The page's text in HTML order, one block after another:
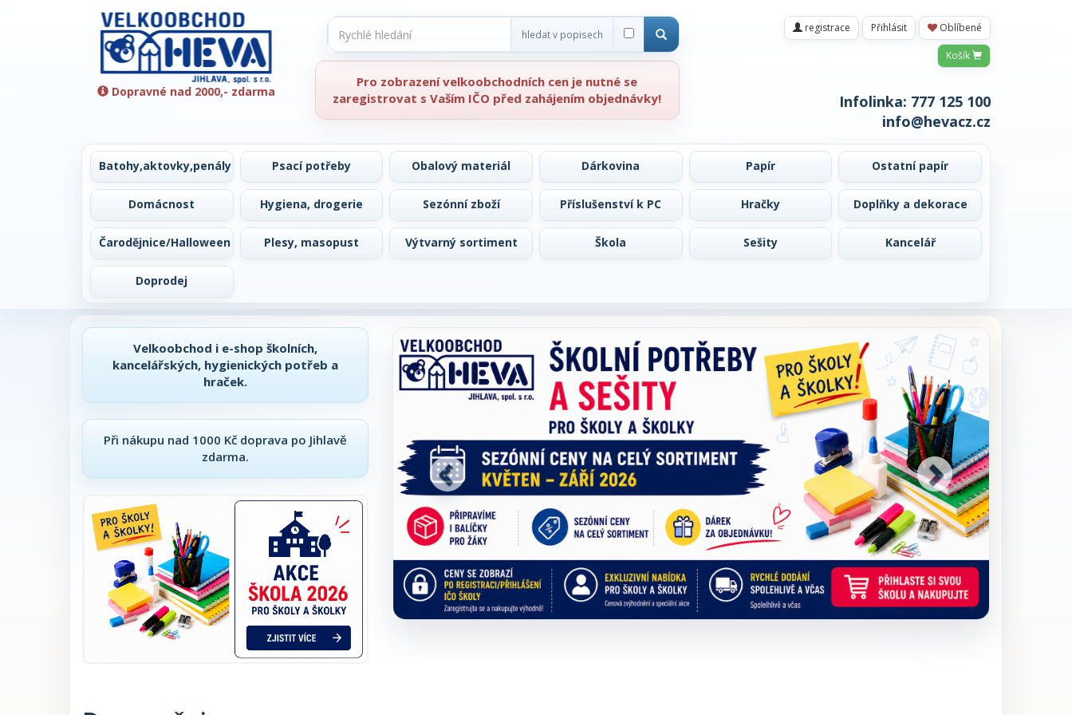
Dopravné nad 2000,- zdarma
hledat v popisech
Pro zobrazení velkoobchodních cen je nutné se
zaregistrovat s Vaším IČO před zahájením objednávky!
registrace Přihlásit Oblíbené
Košík
Infolinka: 777 125 100
info@hevacz.cz
Batohy,aktovky,penály Psací potřeby Obalový materiál Dárkovina Papír Ostatní papír
Domácnost Hygiena, drogerie Sezónní zboží Příslušenství k PC Hračky Doplňky a dekorace
Čarodějnice/Halloween Plesy, masopust Výtvarný sortiment Škola Sešity Kancelář
Doprodej
Velkoobchod i e-shop školních,
kancelářských, hygienických potřeb a
hraček.
Při nákupu nad 1000 Kč doprava po Jihlavě
zdarma.
Předchozí Další